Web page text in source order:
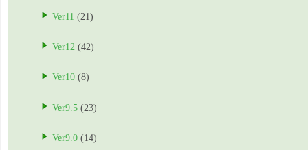
Ver11 (21)
Ver12 (42)
Ver10 (8)
Ver9.5 (23)
Ver9.0 (14)